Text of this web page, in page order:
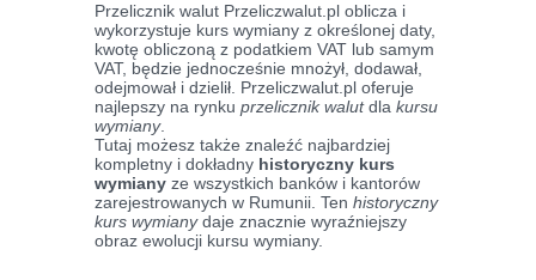
Przelicznik walut Przeliczwalut.pl oblicza i
wykorzystuje kurs wymiany z określonej daty,
kwotę obliczoną z podatkiem VAT lub samym
VAT, będzie jednocześnie mnożył, dodawał,
odejmował i dzielił. Przeliczwalut.pl oferuje
najlepszy na rynku przelicznik walutdla kursu
wymiany.
Tutaj możesz także znaleźć najbardziej
kompletny i dokładny historyczny kurs
wymiany ze wszystkich banków i kantorów
zarejestrowanych w Rumunii. Ten historyczny
kurs wymianydaje znacznie wyraźniejszy
obraz ewolucji kursu wymiany.